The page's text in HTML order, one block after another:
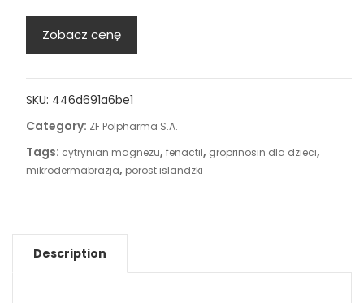
Zobacz cenę
SKU: 446d691a6be1
Category: ZF Polpharma S.A.
Tags: cytrynian magnezu, fenactil, groprinosin dla dzieci,
mikrodermabrazja, porost islandzki
Description